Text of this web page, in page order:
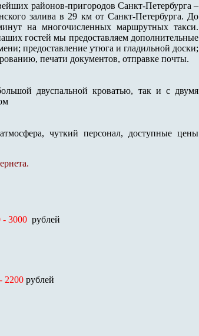
районов-пригородов Санкт-Петербурга –
залива в 29 км от Санкт-Петербурга. До
на многочисленных маршрутных такси.
гостей мы предоставляем дополнительные
предоставление утюга и гладильной доски;
печати документов, отправке почты.
двуспальной кроватью, так и с двумя
чуткий персонал, доступные цены
- 3000 рублей
2200 рублей